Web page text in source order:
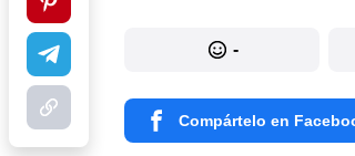
-
Compártelo en